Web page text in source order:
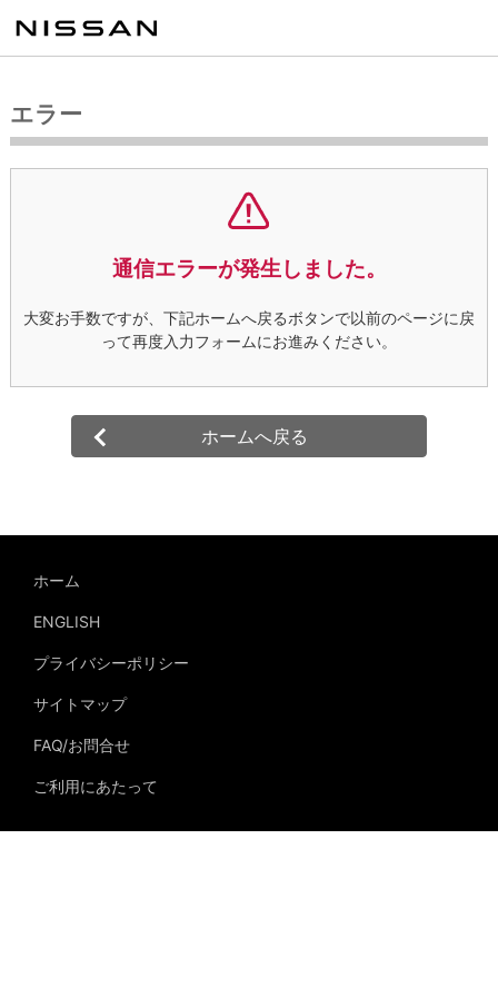
エラー
通信エラーが発生しました。
大変お手数ですが、下記ホームへ戻るボタンで以前のページに戻
って再度入力フォームにお進みください。
ホームへ戻る
ホーム
ENGLISH
プライバシーポリシー
サイトマップ
FAQ/お問合せ
ご利用にあたって